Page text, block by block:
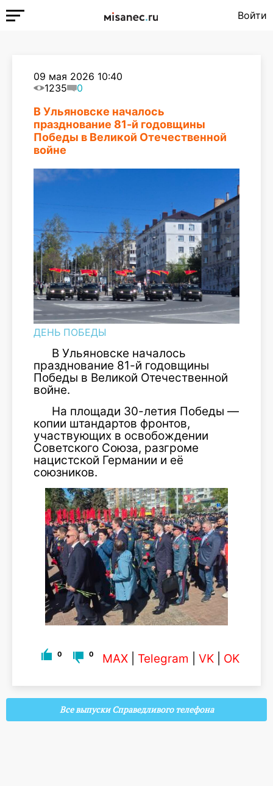
Войти
09 мая 2026 10:40
1235
0
В Ульяновске началось
празднование 81-й годовщины
Победы в Великой Отечественной
войне
ДЕНЬ ПОБЕДЫ
В Ульяновске началось
празднование 81-й годовщины
Победы в Великой Отечественной
войне.
На площади 30-летия Победы —
копии штандартов фронтов,
участвующих в освобождении
Советского Союза, разгроме
нацистской Германии и её
союзников.
0 0 MAX Telegram VK OK
Все выпуски Справедливого телефона